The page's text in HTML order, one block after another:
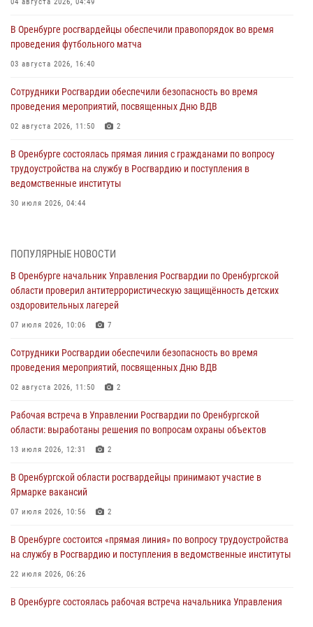
В Оренбурге росгвардейцы обеспечили правопорядок во время
проведения футбольного матча
03 августа 2026, 16:40
Сотрудники Росгвардии обеспечили безопасность во время
проведения мероприятий, посвященных Дню ВДВ
02 августа 2026, 11:50 2
В Оренбурге состоялась прямая линия с гражданами по вопросу
трудоустройства на службу в Росгвардию и поступления в
ведомственные институты
30 июля 2026, 04:44
28 июля 2026, 09:41 1
Росгвардейцы обеспечили правопорядок на праздновании Дня
ВМФ в Оренбурге
27 июля 2026, 14:36 2
жизненной ситуации (ВИДЕО)
26 июля 2026, 14:45
образовательных учреждений к новому учебному году
24 июля 2026, 12:25
проведён рейд по строительным объектам
23 июля 2026, 10:47
ПОПУЛЯРНЫЕ НОВОСТИ
В Оренбурге начальник Управления Росгвардии по Оренбургской
области проверил антитеррористическую защищённость детских
оздоровительных лагерей
07 июля 2026, 10:06 7
Сотрудники Росгвардии обеспечили безопасность во время
проведения мероприятий, посвященных Дню ВДВ
02 августа 2026, 11:50 2
Рабочая встреча в Управлении Росгвардии по Оренбургской
области: выработаны решения по вопросам охраны объектов
13 июля 2026, 12:31 2
В Оренбургской области росгвардейцы принимают участие в
Ярмарке вакансий
07 июля 2026, 10:56 2
В Оренбурге состоится «прямая линия» по вопросу трудоустройства
на службу в Росгвардию и поступления в ведомственные институты
22 июля 2026, 06:26
В Оренбурге состоялась рабочая встреча начальника Управления